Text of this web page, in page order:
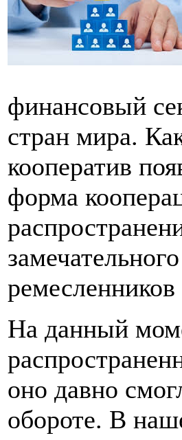
финансовый
стран мира.
кооператив
форма
ремесленников
На данный
оно давно
обороте. В